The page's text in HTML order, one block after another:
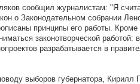
сообщил журналистам: "Я
о Законодательном собрании
принципы его работы. Кроме
законотворческой работой:
разрабатывается в
выборов губернатора, Кирилл